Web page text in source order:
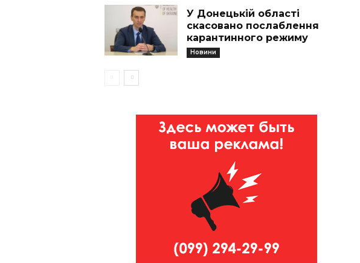
У Донецькій області
скасовано послаблення
карантинного режиму
Новини